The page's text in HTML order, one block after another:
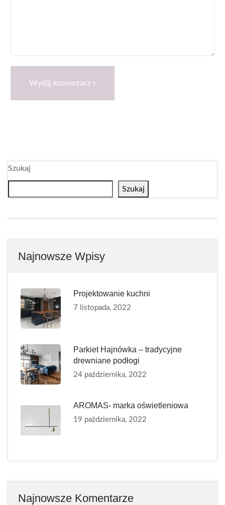
Wyślij komentarz
Szukaj
Szukaj
Najnowsze Wpisy
Projektowanie kuchni
7 listopada, 2022
Parkiet Hajnówka – tradycyjne
drewniane podłogi
24 października, 2022
AROMAS- marka oświetleniowa
19 października, 2022
Najnowsze Komentarze